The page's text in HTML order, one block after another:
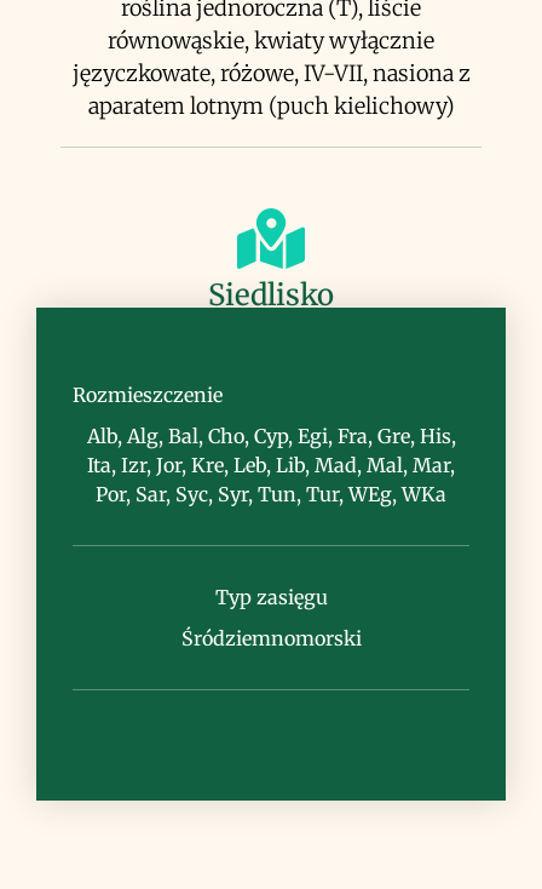
roślina jednoroczna (T), liście
równowąskie, kwiaty wyłącznie
języczkowate, różowe, IV-VII, nasiona z
aparatem lotnym (puch kielichowy)
Siedlisko
Rozmieszczenie
Alb, Alg, Bal, Cho, Cyp, Egi, Fra, Gre, His,
Ita, Izr, Jor, Kre, Leb, Lib, Mad, Mal, Mar,
Por, Sar, Syc, Syr, Tun, Tur, WEg, WKa
Typ zasięgu
Śródziemnomorski